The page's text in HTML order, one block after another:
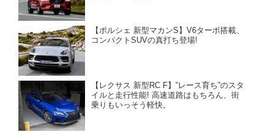
【ポルシェ 新型マカンS】V6ターボ搭載、
コンパクトSUVの真打ち登場!
【レクサス 新型RC F】‟レース育ち”のスタ
イルと走行性能! 高速道路はもちろん、街
乗りもいっそう軽快。